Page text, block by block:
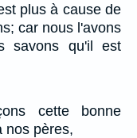
plus à cause de
car nous l'avons
savons qu'il est
cette bonne
nos pères,